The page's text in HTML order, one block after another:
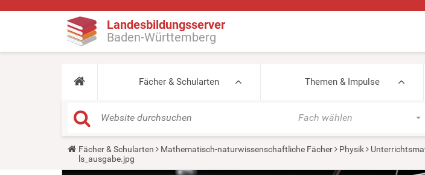
Landesbildungsserver
Baden-Württemberg
Fächer & Schularten Themen & Impulse
Fach wählen
Y
u
Fächer & Schularten Mathematisch-naturwissenschaftliche Fächer Physik
ls_ausgabe.jpg